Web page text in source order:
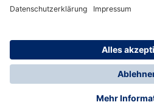
© Dräger Schweiz AG, 2025
* Alle Preise exkl. gesetzl.
Versandkosten, wenn nicht